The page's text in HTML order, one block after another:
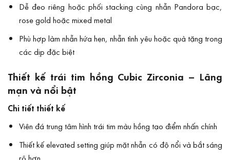
Dễ đeo riêng hoặc phối stacking cùng nhẫn Pandora bạc,
rose gold hoặc mixed metal
Phù hợp làm nhẫn hứa hẹn, nhẫn tình yêu hoặc quà tặng trong
các dịp đặc biệt
Thiết kế trái tim hồng Cubic Zirconia – Lãng
mạn và nổi bật
Chi tiết thiết kế
Viên đá trung tâm hình trái tim màu hồng tạo điểm nhấn chính
Thiết kế elevated setting giúp mặt nhẫn có độ nổi và bắt sáng
rõ hơn